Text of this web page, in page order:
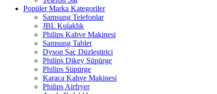
Popüler Marka Kategoriler
Samsung Telefonlar
JBL Kulaklık
Philips Kahve Makinesi
Samsung Tablet
Dyson Saç Düzleştirici
Philips Dikey Süpürge
Philips Süpürge
Karaca Kahve Makinesi
Philips Airfryer